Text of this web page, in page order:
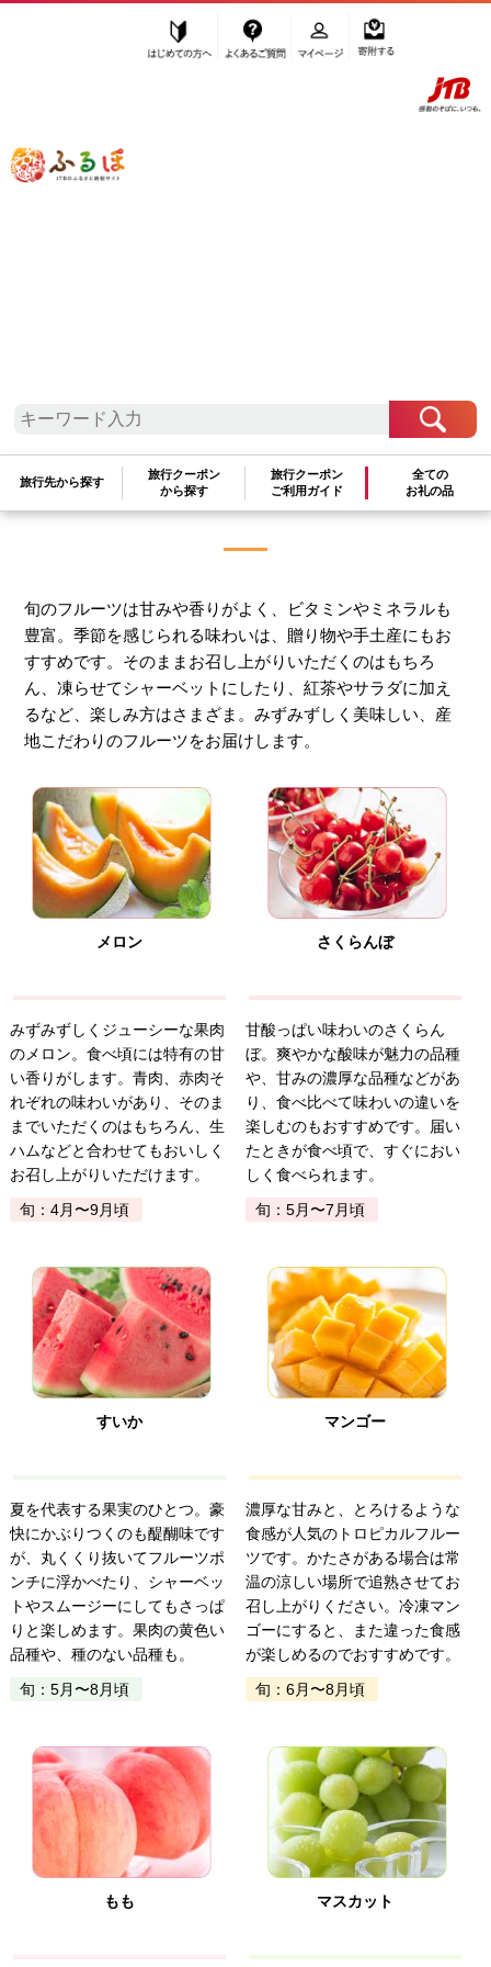
ふるぽ JTBのふるさと納税サイト
旅行先から探す
旅行クーポン
から探す
旅行クーポン
ご利用ガイド
全ての
お礼の品
旬の味覚！フルーツ特集
旬のフルーツは甘みや香りがよく、ビタミンやミネラルも
豊富。季節を感じられる味わいは、贈り物や手土産にもお
すすめです。そのままお召し上がりいただくのはもちろ
ん、凍らせてシャーベットにしたり、紅茶やサラダに加え
るなど、楽しみ方はさまざま。みずみずしく美味しい、産
地こだわりのフルーツをお届けします。
メロン
みずみずしくジューシーな果肉
のメロン。食べ頃には特有の甘
い香りがします。青肉、赤肉そ
れぞれの味わいがあり、そのま
までいただくのはもちろん、生
ハムなどと合わせてもおいしく
お召し上がりいただけます。
旬：4月〜9月頃
さくらんぼ
甘酸っぱい味わいのさくらん
ぼ。爽やかな酸味が魅力の品種
や、甘みの濃厚な品種などがあ
り、食べ比べて味わいの違いを
楽しむのもおすすめです。届い
たときが食べ頃で、すぐにおい
しく食べられます。
旬：5月〜7月頃
すいか
夏を代表する果実のひとつ。豪
快にかぶりつくのも醍醐味です
が、丸くくり抜いてフルーツポ
ンチに浮かべたり、シャーベッ
トやスムージーにしてもさっぱ
りと楽しめます。果肉の黄色い
品種や、種のない品種も。
旬：5月〜8月頃
マンゴー
濃厚な甘みと、とろけるような
食感が人気のトロピカルフルー
ツです。かたさがある場合は常
温の涼しい場所で追熟させてお
召し上がりください。冷凍マン
ゴーにすると、また違った食感
が楽しめるのでおすすめです。
旬：6月〜8月頃
もも マスカット